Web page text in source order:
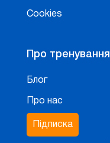
Cookies
Про тренування
Блог
Про нас
Підписка